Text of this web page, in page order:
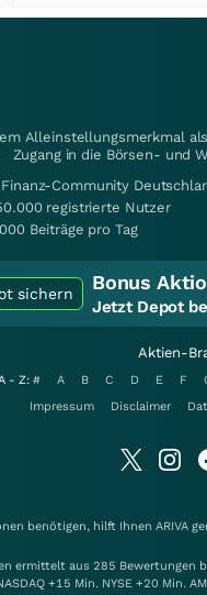
Alleinstellungsmerkmal
Zugang in die Börsen- und
Finanz-Community
registrierte Nutzer
Beiträge pro Tag
sichern Bonus
Jetzt Depot
Aktien-
- Z: # A B C D E F
Impressum
Disclaimer
benötigen, hilft Ihnen ARIVA
ermittelt aus 285 Bewertungen
+15 Min. NYSE +20 Min.